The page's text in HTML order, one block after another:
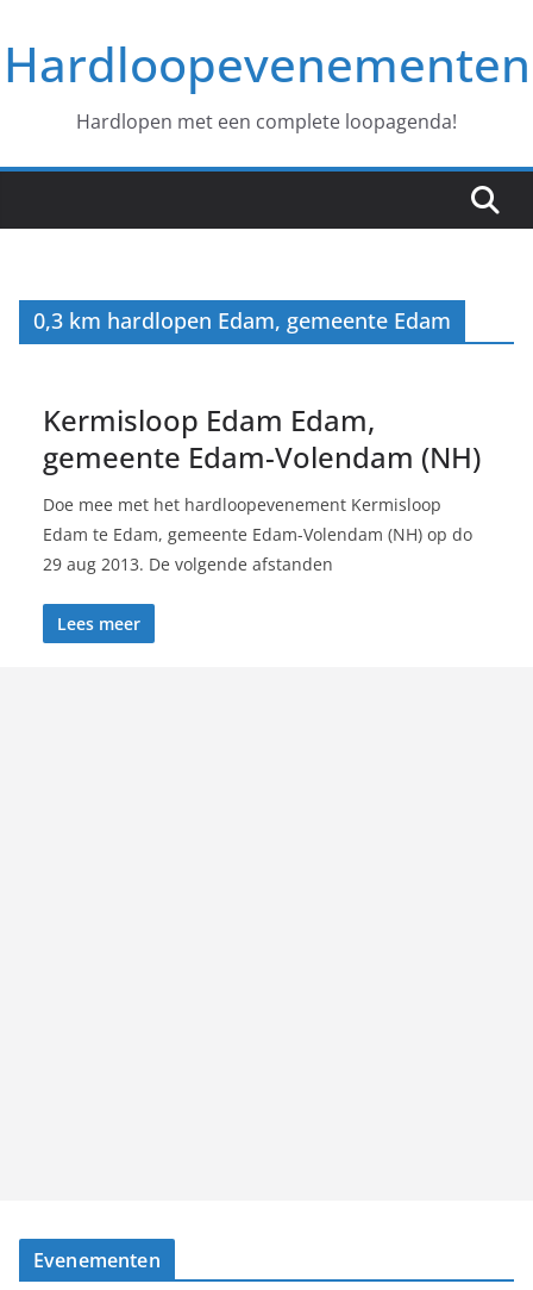
naar
deHardloopevenementen
Hardlopen met een complete loopagenda!
0,3 km hardlopen Edam, gemeente Edam
Kermisloop Edam Edam,
gemeente Edam-Volendam (NH)
Doe mee met het hardloopevenement Kermisloop
Edam te Edam, gemeente Edam-Volendam (NH) op do
29 aug 2013. De volgende afstanden
Lees meer
Evenementen